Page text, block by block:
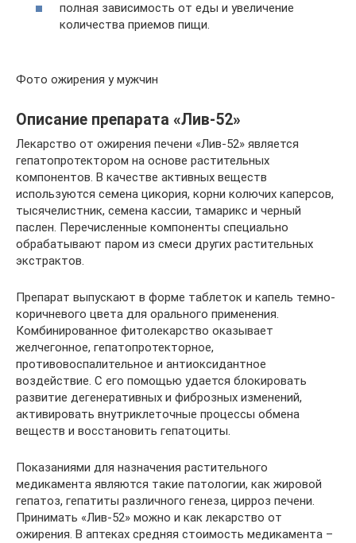
полная зависимость от еды и увеличение
количества приемов пищи.
Фото ожирения у мужчин
Описание препарата «Лив-52»
Лекарство от ожирения печени «Лив-52» является
гепатопротектором на основе растительных
компонентов. В качестве активных веществ
используются семена цикория, корни колючих каперсов,
тысячелистник, семена кассии, тамарикс и черный
паслен. Перечисленные компоненты специально
обрабатывают паром из смеси других растительных
экстрактов.
Препарат выпускают в форме таблеток и капель темно-
коричневого цвета для орального применения.
Комбинированное фитолекарство оказывает
желчегонное, гепатопротекторное,
противовоспалительное и антиоксидантное
воздействие. С его помощью удается блокировать
развитие дегенеративных и фиброзных изменений,
активировать внутриклеточные процессы обмена
веществ и восстановить гепатоциты.
Показаниями для назначения растительного
медикамента являются такие патологии, как жировой
гепатоз, гепатиты различного генеза, цирроз печени.
Принимать «Лив-52» можно и как лекарство от
ожирения. В аптеках средняя стоимость медикамента –